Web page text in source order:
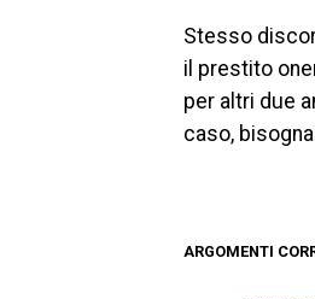
Stesso
il prestito
per altri due
caso,
ARGOMENTI